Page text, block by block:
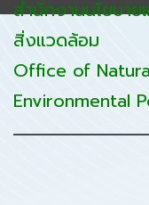
สำนักงานนโยบาย
สิ่งแวดล้อม
Office of
Environmental